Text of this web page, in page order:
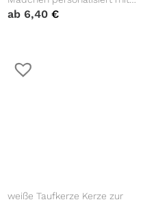
Namen Datum Taufspruch
ab 6,40€
weiße Taufkerze Kerze zur